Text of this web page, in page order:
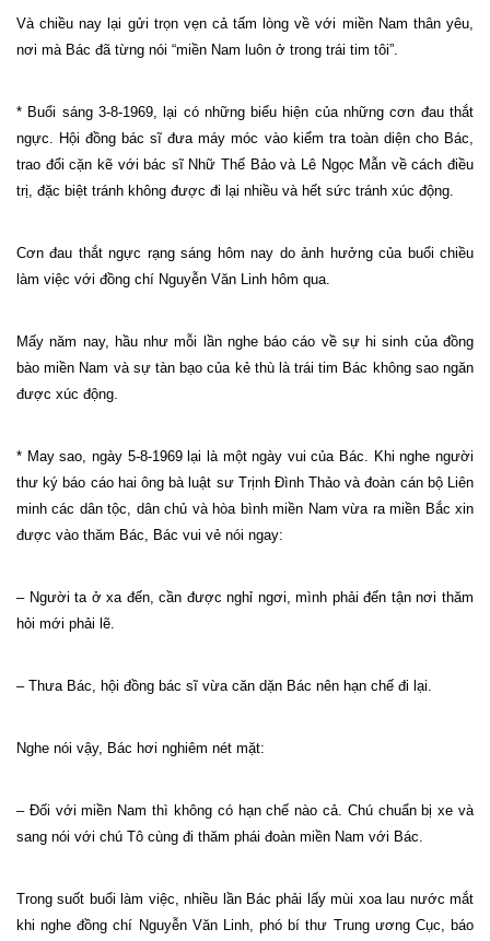
Và chiều nay lại gửi trọn vẹn cả tấm lòng về với miền Nam thân yêu,
nơi mà Bác đã từng nói “miền Nam luôn ở trong trái tim tôi”.
* Buổi sáng 3-8-1969, lại có những biểu hiện của những cơn đau thắt
ngực. Hội đồng bác sĩ đưa máy móc vào kiểm tra toàn diện cho Bác,
trao đổi cặn kẽ với bác sĩ Nhữ Thế Bảo và Lê Ngọc Mẫn về cách điều
trị, đặc biệt tránh không được đi lại nhiều và hết sức tránh xúc động.
Cơn đau thắt ngực rạng sáng hôm nay do ảnh hưởng của buổi chiều
làm việc với đồng chí Nguyễn Văn Linh hôm qua.
Mấy năm nay, hầu như mỗi lần nghe báo cáo về sự hi sinh của đồng
bào miền Nam và sự tàn bạo của kẻ thù là trái tim Bác không sao ngăn
được xúc động.
* May sao, ngày 5-8-1969 lại là một ngày vui của Bác. Khi nghe người
thư ký báo cáo hai ông bà luật sư Trịnh Đình Thảo và đoàn cán bộ Liên
minh các dân tộc, dân chủ và hòa bình miền Nam vừa ra miền Bắc xin
được vào thăm Bác, Bác vui vẻ nói ngay:
– Người ta ở xa đến, cần được nghỉ ngơi, mình phải đến tận nơi thăm
hỏi mới phải lẽ.
– Thưa Bác, hội đồng bác sĩ vừa căn dặn Bác nên hạn chế đi lại.
Nghe nói vậy, Bác hơi nghiêm nét mặt:
– Đối với miền Nam thì không có hạn chế nào cả. Chú chuẩn bị xe và
sang nói với chú Tô cùng đi thăm phái đoàn miền Nam với Bác.
Trong suốt buổi làm việc, nhiều lần Bác phải lấy mùi xoa lau nước mắt
khi nghe đồng chí Nguyễn Văn Linh, phó bí thư Trung ương Cục, báo